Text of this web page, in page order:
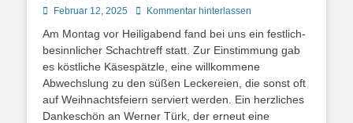
Posted
Februar 12, 2025 Kommentar hinterlassen
Am Montag vor Heiligabend fand bei uns ein festlich-
besinnlicher Schachtreff statt. Zur Einstimmung gab
es köstliche Käsespätzle, eine willkommene
Abwechslung zu den süßen Leckereien, die sonst oft
auf Weihnachtsfeiern serviert werden. Ein herzliches
Dankeschön an Werner Türk, der erneut eine